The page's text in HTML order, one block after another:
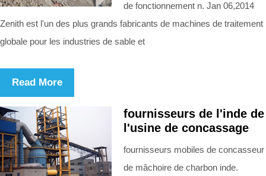
de fonctionnement n. Jan 06,2014
Zenith est l'un des plus grands fabricants de machines de traitement
globale pour les industries de sable et
Read More
fournisseurs de l'inde de
l'usine de concassage
fournisseurs mobiles de concasseur
de mâchoire de charbon inde.